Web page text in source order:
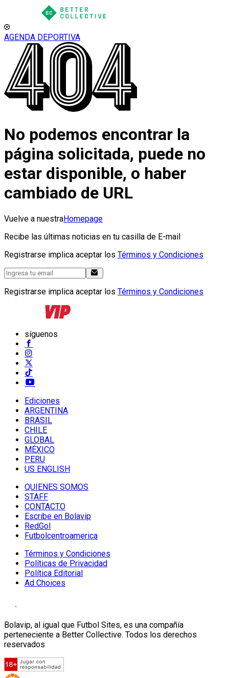
AGENDA DEPORTIVA
No podemos encontrar la
página solicitada, puede no
estar disponible, o haber
cambiado de URL
Vuelve a nuestraHomepage
Recibe las últimas noticias en tu casilla de E-mail
Registrarse implica aceptar los Términos y Condiciones
Registrarse implica aceptar los Términos y Condiciones
síguenos
Ediciones
ARGENTINA
BRASIL
CHILE
GLOBAL
MÉXICO
PERU
US ENGLISH
QUIENES SOMOS
STAFF
CONTACTO
Escribe en Bolavip
RedGol
Futbolcentroamerica
Términos y Condiciones
Políticas de Privacidad
Política Editorial
Ad Choices
Bolavip, al igual que Futbol Sites, es una compañía
perteneciente a Better Collective. Todos los derechos
reservados